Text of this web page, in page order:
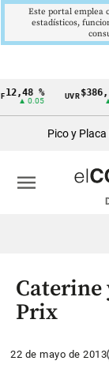
Cintillo
económicos
Colombia
%
▲ 0.05
UVR
▲
Pico y
menu
Caterine
Prix
22 de mayo de 2013
Este portal emplea
estadísticos,